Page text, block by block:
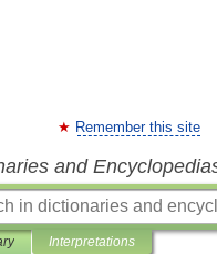
Remember this site
and
Interpretations